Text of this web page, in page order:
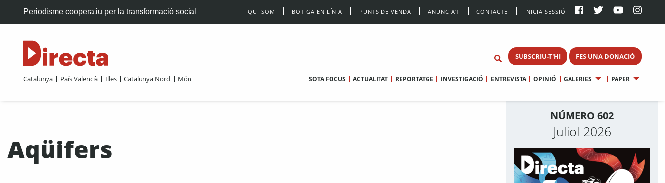
Periodisme cooperatiu per la transformació social QUI SOM BOTIGA EN LÍNIA PUNTS DE VENDA ANUNCIA’T CONTACTE INICIA SESSIÓ
SUBSCRIU-T'HI FES UNA DONACIÓ
Catalunya País Valencià Illes Catalunya Nord Món SOTA FOCUS ACTUALITAT REPORTATGE INVESTIGACIÓ ENTREVISTA OPINIÓ GALERIES PAPER
Aqüifers
NÚMERO 602
Juliol 2026